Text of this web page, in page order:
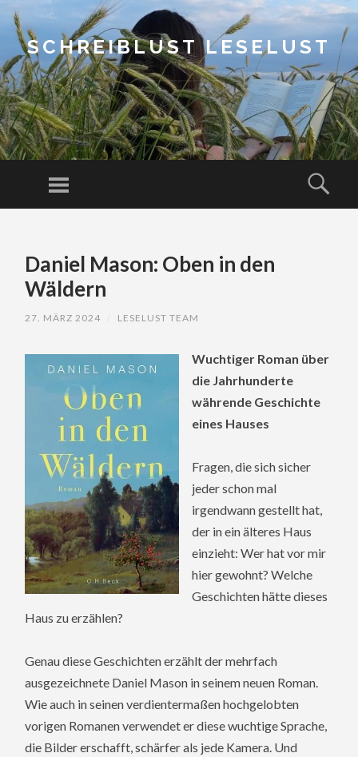
SCHREIBLUST LESELUST
Menu
CONTENTDaniel Mason: Oben in den
Wäldern
27. MÄRZ 2024 LESELUST TEAM
Wuchtiger Roman über
die Jahrhunderte
währende Geschichte
eines Hauses
Fragen, die sich sicher
jeder schon mal
irgendwann gestellt hat,
der in ein älteres Haus
einzieht: Wer hat vor mir
hier gewohnt? Welche
Geschichten hätte dieses
Haus zu erzählen?
Genau diese Geschichten erzählt der mehrfach
ausgezeichnete Daniel Mason in seinem neuen Roman.
Wie auch in seinen verdientermaßen hochgelobten
vorigen Romanen verwendet er diese wuchtige Sprache,
die Bilder erschafft, schärfer als jede Kamera. Und